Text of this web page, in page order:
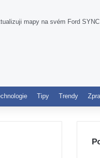
mapy na svém Ford
Tipy Trendy